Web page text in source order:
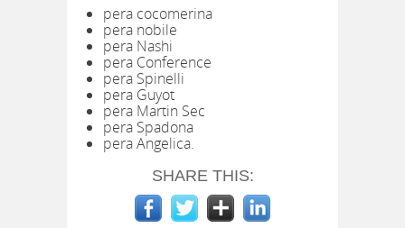
pera cocomerina
pera nobile
pera Nashi
pera Conference
pera Spinelli
pera Guyot
pera Martin Sec
pera Spadona
pera Angelica.
SHARE THIS: